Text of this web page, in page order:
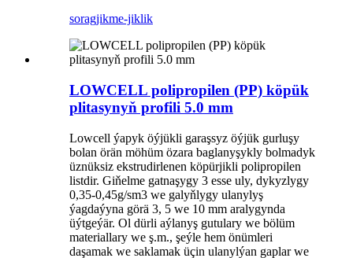
soragjikme-jiklik
LOWCELL polipropilen (PP) köpük
plitasynyň profili 5.0 mm
Lowcell ýapyk öýjükli garaşsyz öýjük gurluşy
bolan örän möhüm özara baglanyşykly bolmadyk
üznüksiz ekstrudirlenen köpürjikli polipropilen
listdir. Giňelme gatnaşygy 3 esse uly, dykyzlygy
0,35-0,45g/sm3 we galyňlygy ulanylyş
ýagdaýyna görä 3, 5 we 10 mm aralygynda
üýtgeýär. Ol dürli aýlanyş gutulary we bölüm
materiallary we ş.m., şeýle hem önümleri
daşamak we saklamak üçin ulanylýan gaplar we